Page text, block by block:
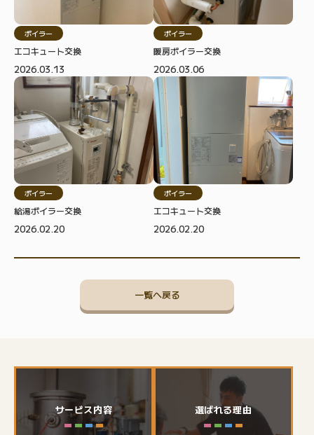
ボイラー
エコキュート交換
2026.03.13
ボイラー
暖房ボイラー交換
2026.03.06
ボイラー
給湯ボイラー交換
2026.02.20
ボイラー
エコキュート交換
2026.02.20
一覧へ戻る
サービス内容 選ばれる理由